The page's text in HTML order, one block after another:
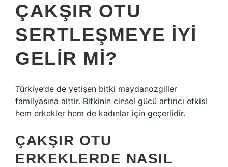
ÇAKŞIR OTU
SERTLEŞMEYE IYI
GELIR MI?
Türkiye’de de yetişen bitki maydanozgiller
familyasına aittir. Bitkinin cinsel gücü artırıcı etkisi
hem erkekler hem de kadınlar için geçerlidir.
ÇAKŞIR OTU
ERKEKLERDE NASIL